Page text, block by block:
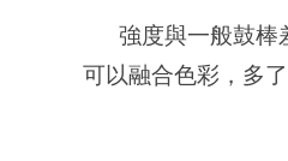
強度與一般鼓棒
可以融合色彩，多了